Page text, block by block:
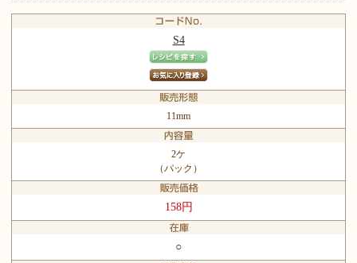
S4
11mm
2ケ
（パック）
158円
○